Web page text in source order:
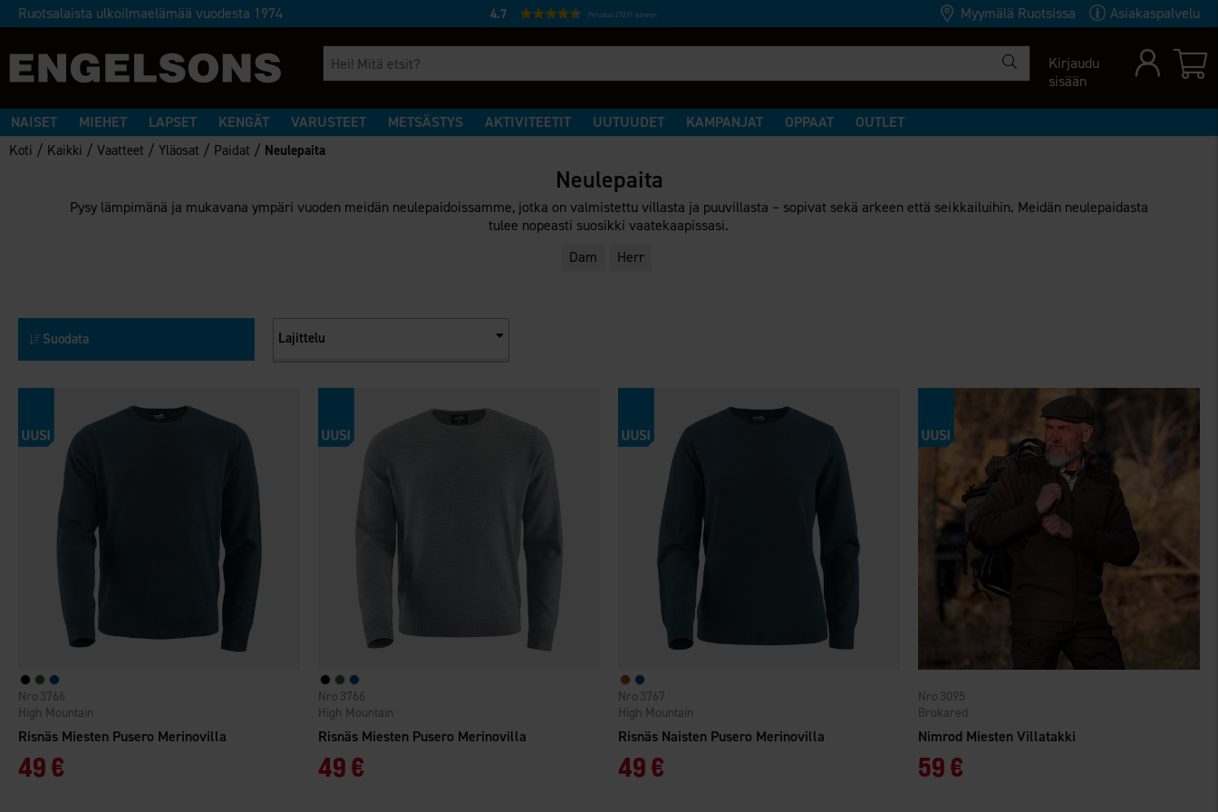
Ruotsalaista ulkoilmaelämää vuodesta 1974 4.7 Perustuu 27231 ääneen Myymälä Ruotsissa Asiakaspalvelu
Kirjaudu
sisään
NAISET MIEHET LAPSET KENGÄT VARUSTEET METSÄSTYS AKTIVITEETIT UUTUUDET KAMPANJAT OPPAAT OUTLET
Koti / Kaikki /Vaatteet /Yläosat / Paidat / Neulepaita
Neulepaita
Pysy lämpimänä ja mukavana ympäri vuoden meidän neulepaidoissamme, jotka on valmistettu villasta ja puuvillasta – sopivat sekä arkeen että seikkailuihin. Meidän neulepaidasta
tulee nopeasti suosikki vaatekaapissasi.
Dam
Herr
Suodata Lajittelu
Risnäs Miesten Pusero Merinovilla
High Mountain
3766
49 €
Risnäs Miesten Pusero Merinovilla
High Mountain
3766
49 €
Risnäs Naisten Pusero Merinovilla
High Mountain
3767
49 €
Nimrod Miesten Villatakki
Brokared
3095
59 €